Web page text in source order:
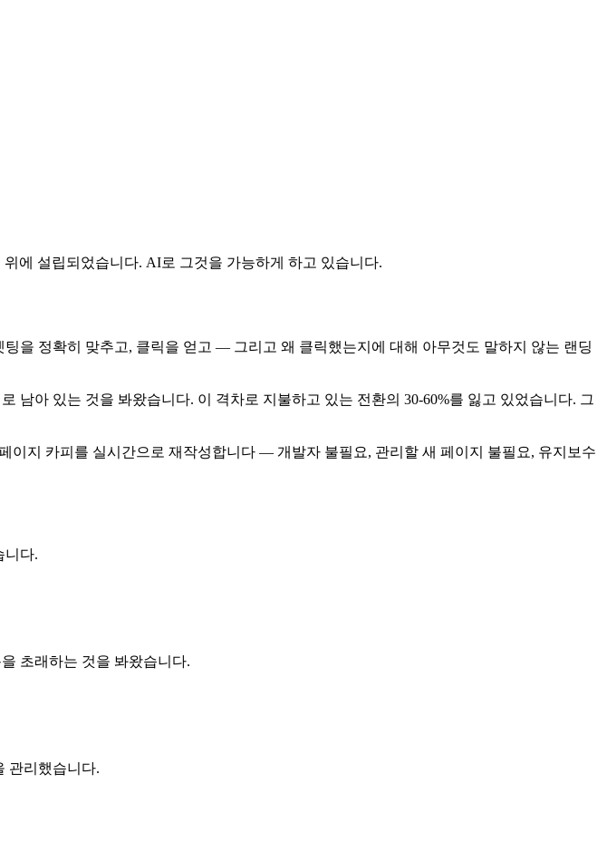
에 설립되었습니다. AI로 그것을 가능하게 하고 있습니다.
을 정확히 맞추고, 클릭을 얻고 — 그리고 왜 클릭했는지에 대해 아무것도 말하지 않는 랜딩
아 있는 것을 봐왔습니다. 이 격차로 지불하고 있는 전환의 30-60%를 잃고 있었습니다. 그
이지 카피를 실시간으로 재작성합니다 — 개발자 불필요, 관리할 새 페이지 불필요, 유지보수
니다.
초래하는 것을 봐왔습니다.
관리했습니다.